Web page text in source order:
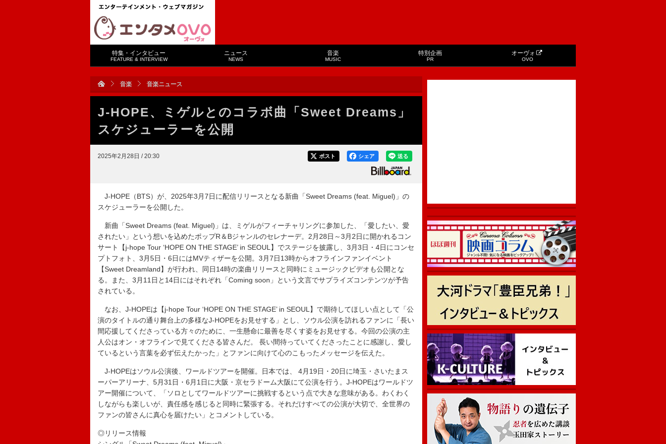
特集・インタビュー
FEATURE & INTERVIEW
ニュース
NEWS
音楽
MUSIC
特別企画
PR
オーヴォ
OVO
音楽 音楽ニュース
J-HOPE、ミゲルとのコラボ曲「Sweet Dreams」
スケジューラーを公開
2025年2月28日 / 20:30 送る
シェア
ポスト
J-HOPE（BTS）が、2025年3月7日に配信リリースとなる新曲「Sweet Dreams (feat. Miguel)」の
スケジューラーを公開した。
新曲「Sweet Dreams (feat. Miguel)」は、ミゲルがフィーチャリングに参加した、「愛したい、愛
されたい」という想いを込めたポップR＆Bジャンルのセレナーデ。2月28日～3月2日に開かれるコン
サート【j-hope Tour ‘HOPE ON THE STAGE’ in SEOUL】でステージを披露し、3月3日・4日にコンセ
プトフォト、3月5日・6日にはMVティザーを公開。3月7日13時からオフラインファンイベント
【Sweet Dreamland】が行われ、同日14時の楽曲リリースと同時にミュージックビデオも公開とな
る。また、3月11日と14日にはそれぞれ「Coming soon」という文言でサプライズコンテンツが予告
されている。
なお、J-HOPEは【j-hope Tour ‘HOPE ON THE STAGE’ in SEOUL】で期待してほしい点として「公
演のタイトルの通り舞台上の多様なJ-HOPEをお見せする」とし、ソウル公演を訪れるファンに「長い
間応援してくださっている方々のために、一生懸命に最善を尽くす姿をお見せする。今回の公演の主
人公はオン・オフラインで見てくださる皆さんだ。 長い間待っていてくださったことに感謝し、愛し
ているという言葉を必ず伝えたかった」とファンに向けて心のこもったメッセージを伝えた。
J-HOPEはソウル公演後、ワールドツアーを開催。日本では、 4月19日・20日に埼玉・さいたまス
ーパーアリーナ、5月31日・6月1日に大阪・京セラドーム大阪にて公演を行う。J-HOPEはワールドツ
アー開催について、「ソロとしてワールドツアーに挑戦するという点で大きな意味がある。わくわく
しながらも楽しいが、責任感を感じると同時に緊張する。それだけすべての公演が大切で、全世界の
ファンの皆さんに真心を届けたい」とコメントしている。
◎リリース情報